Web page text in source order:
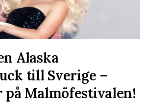
Alaska
till Sverige –
Malmöfestivalen!